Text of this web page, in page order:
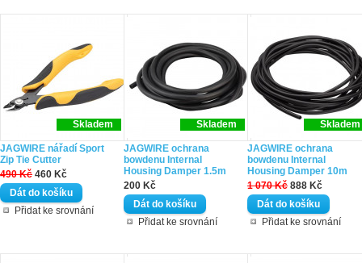
Skladem
JAGWIRE nářadí Sport
Zip Tie Cutter
490 Kč 460 Kč
Přidat ke srovnání
Skladem
JAGWIRE ochrana
bowdenu Internal
Housing Damper 1.5m
200 Kč
Přidat ke srovnání
Skladem
JAGWIRE ochrana
bowdenu Internal
Housing Damper 10m
1 070 Kč 888 Kč
Přidat ke srovnání